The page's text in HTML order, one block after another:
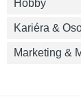
Hobby
Kariéra &
Marketing &